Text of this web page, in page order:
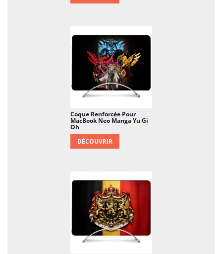
Coque Renforcée Pour
MacBook Neo Manga Yu Gi
Oh
DÉCOUVRIR